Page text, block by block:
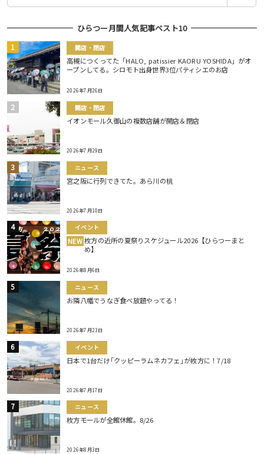
ひらつー月間人気記事ベスト10
開店・閉店
高槻につくってた「HALO, patissier KAORU YOSHIDA」がオ
ープンしてる。シロモト出身世界3位パティシエのお店
2026年7月26日
開店・閉店
イオンモール久御山の複数店舗が開店＆閉店
2026年7月29日
ニュース
宮之阪に行列できてた。あら川の桃
2026年7月10日
イベント
NEW 枚方の近所の夏祭りスケジュール2026【ひらつーまと
め】
2026年8月6日
ニュース
お隣八幡でうなぎ食べ放題やってる！
2026年7月23日
イベント
日本で1台だけ｢クッピーラムネカフェ｣が枚方に！7/18
2026年7月17日
ニュース
枚方モールが全館休館。8/26
2026年8月3日